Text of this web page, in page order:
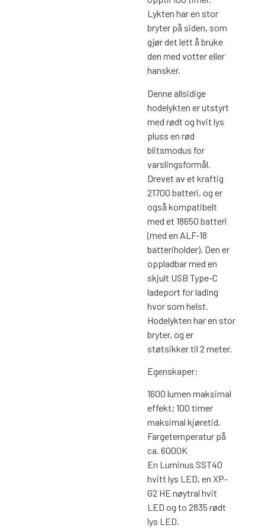
Lykten har en stor
bryter på siden, som
gjør det lett å bruke
den med votter eller
hansker.
Denne allsidige
hodelykten er utstyrt
med rødt og hvit lys
pluss en rød
blitsmodus for
varslingsformål.
Drevet av et kraftig
21700 batteri, og er
også kompatibelt
med et 18650 batteri
(med en ALF-18
batteriholder). Den er
oppladbar med en
skjult USB Type-C
ladeport for lading
hvor som helst.
Hodelykten har en stor
bryter, og er
støtsikker til 2 meter.
Egenskaper:
1600 lumen maksimal
effekt; 100 timer
maksimal kjøretid.
Fargetemperatur på
ca. 6000K
En Luminus SST40
hvitt lys LED, en XP-
G2 HE nøytral hvit
LED og to 2835 rødt
lys LED.